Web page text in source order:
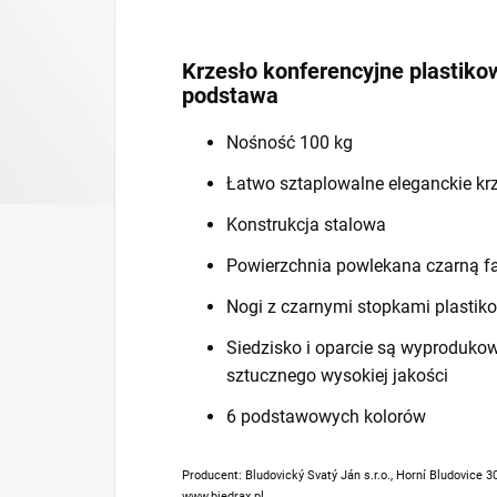
Krzesło konferencyjne
podstawa
Nośność 100 kg
Łatwo sztaplowalne eleganckie
Konstrukcja stalowa
Powierzchnia powlekana czarną
Nogi z czarnymi stopkami
Siedzisko i oparcie są
sztucznego wysokiej jakości
6 podstawowych kolorów
Producent: Bludovický Svatý Ján s.r.o., Horní Bludovice